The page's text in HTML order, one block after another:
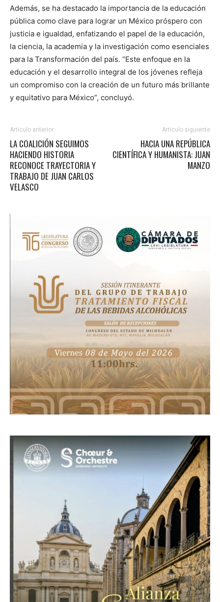
Además, se ha destacado la importancia de la educación
pública como clave para lograr un México próspero con
justicia e igualdad, enfatizando el papel de la educación,
la ciencia, la academia y la investigación como esenciales
para la Transformación del país. “Este enfoque en la
educación y el desarrollo integral de los jóvenes refleja
un compromiso con la creación de un futuro más brillante
y equitativo para México”, concluyó.
Artículo anterior
LA COALICIÓN SEGUIMOS
HACIENDO HISTORIA
RECONOCE TRAYECTORIA Y
TRABAJO DE JUAN CARLOS
VELASCO
Artículo siguiente
HACIA UNA REPÚBLICA
CIENTÍFICA Y HUMANISTA: JUAN
MANZO